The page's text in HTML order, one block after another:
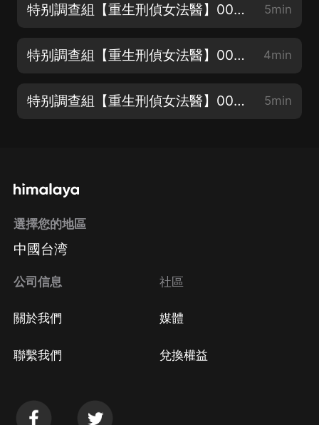
特别調查組【重生刑偵女法醫】004 蔣桂的關心 5min
特别調查組【重生刑偵女法醫】005 心真大 4min
特别調查組【重生刑偵女法醫】006 没那麼嚴重 5min
選擇您的地區
中國台湾
公司信息
關於我們
聯繫我們
社區
媒體
兌換權益